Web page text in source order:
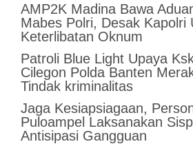
AMP2K Madina Bawa
Mabes Polri, Desak Kapolri
Keterlibatan Oknum
Patroli Blue Light Upaya
Cilegon Polda Banten
Tindak kriminalitas
Jaga Kesiapsiagaan,
Puloampel Laksanakan
Antisipasi Gangguan